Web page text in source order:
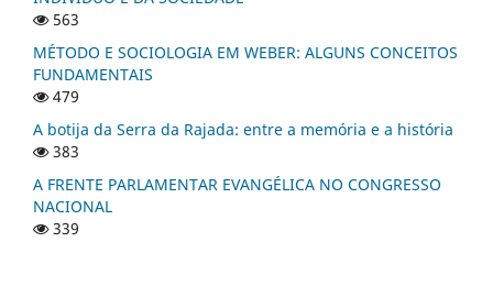
563
MÉTODO E SOCIOLOGIA EM WEBER: ALGUNS CONCEITOS
FUNDAMENTAIS
479
A botija da Serra da Rajada: entre a memória e a história
383
A FRENTE PARLAMENTAR EVANGÉLICA NO CONGRESSO
NACIONAL
339